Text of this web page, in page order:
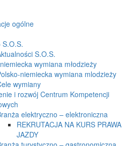
ogólne
S.O.S.
S.O.S.
wymiana młodzieży
niemiecka wymiana mlodzieży
wymiany
i rozwój Centrum Kompetencji
elektryczno – elektroniczna
REKRUTACJA NA KURS PRAWA
JAZDY